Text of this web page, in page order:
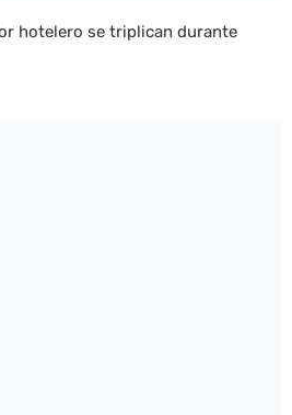
hotelero se triplican durante